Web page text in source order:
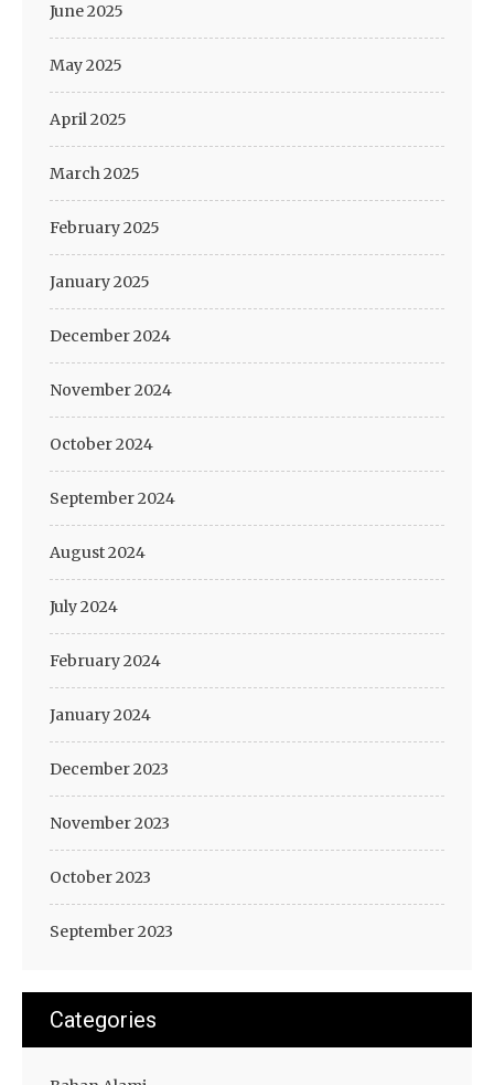
June 2025
May 2025
April 2025
March 2025
February 2025
January 2025
December 2024
November 2024
October 2024
September 2024
August 2024
July 2024
February 2024
January 2024
December 2023
November 2023
October 2023
September 2023
Categories